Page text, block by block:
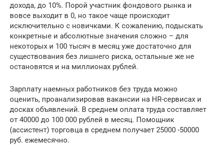
дохода, до 10%. Порой участник фондового рынка и
вовсе выходит в 0, но такое чаще происходит
исключительно с новичками. К сожалению, подыскать
конкретные и абсолютные значения сложно – для
некоторых и 100 тысяч в месяц уже достаточно для
существования без лишнего риска, остальные же не
остановятся и на миллионах рублей.
Зарплату наемных работников без труда можно
оценить, проанализировав вакансии на HR-сервисах и
досках объявлений. В среднем оплата труда составляет
от 40000 до 100 000 рублей в месяц. Помощник
(ассистент) торговца в среднем получает 25000 -50000
руб. ежемесячно.